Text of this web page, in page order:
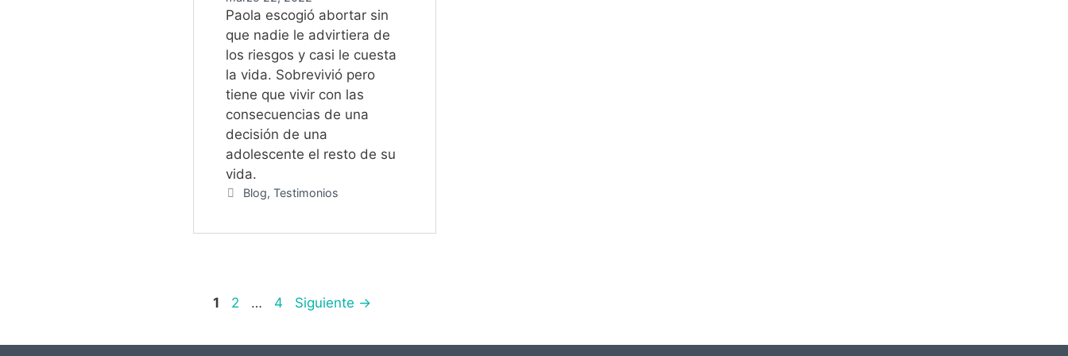
Paola escogió abortar sin
que nadie le advirtiera de
los riesgos y casi le cuesta
la vida. Sobrevivió pero
tiene que vivir con las
consecuencias de una
decisión de una
adolescente el resto de su
vida.
Categorías
Blog,Testimonios
Navegación
entradas
Página
1 Página
2 … Página
4 Siguiente →